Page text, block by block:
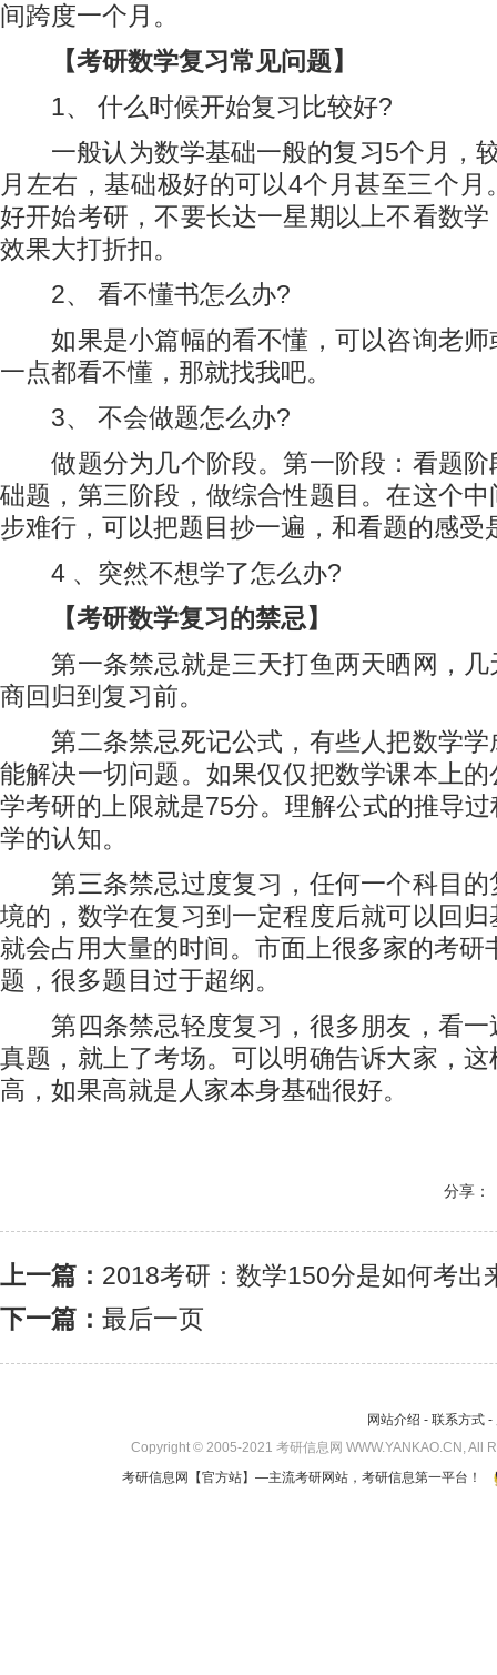
间跨度一个月。
【考研数学复习常见问题】
1、 什么时候开始复习比较好?
一般认为数学基础一般的复习5个月，
月左右，基础极好的可以4个月甚至三个
好开始考研，不要长达一星期以上不看数
效果大打折扣。
2、 看不懂书怎么办?
如果是小篇幅的看不懂，可以咨询老师
一点都看不懂，那就找我吧。
3、 不会做题怎么办?
做题分为几个阶段。第一阶段：看题阶
础题，第三阶段，做综合性题目。在这个
步难行，可以把题目抄一遍，和看题的感受
4 、突然不想学了怎么办?
【考研数学复习的禁忌】
第一条禁忌就是三天打鱼两天晒网，几
商回归到复习前。
第二条禁忌死记公式，有些人把数学学
能解决一切问题。如果仅仅把数学课本上
学考研的上限就是75分。理解公式的推导
学的认知。
第三条禁忌过度复习，任何一个科目的
境的，数学在复习到一定程度后就可以回
就会占用大量的时间。市面上很多家的考研
题，很多题目过于超纲。
第四条禁忌轻度复习，很多朋友，看一
真题，就上了考场。可以明确告诉大家，
高，如果高就是人家本身基础很好。
分享：
上一篇： 2018考研：数学150分是如何考出
下一篇： 最后一页
网站介绍 - 联系方式 -
Copyright © 2005-2021 考研信息网 WWW.YANKAO.CN,
考研信息网
【官方站】—主流考研网站，考研信息第一平台！